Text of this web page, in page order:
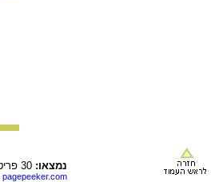
נמצאו:
pagepeeker.com